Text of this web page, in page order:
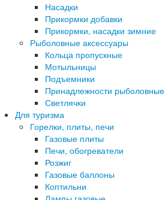
Насадки
Прикормки добавки
Прикормки, насадки зимние
Рыболовные аксессуары
Кольца пропускные
Мотыльницы
Подъемники
Принадлежности рыболовные
Светлячки
Для туризма
Горелки, плиты, печи
Газовые плиты
Печи, обогреватели
Розжиг
Газовые баллоны
Коптильни